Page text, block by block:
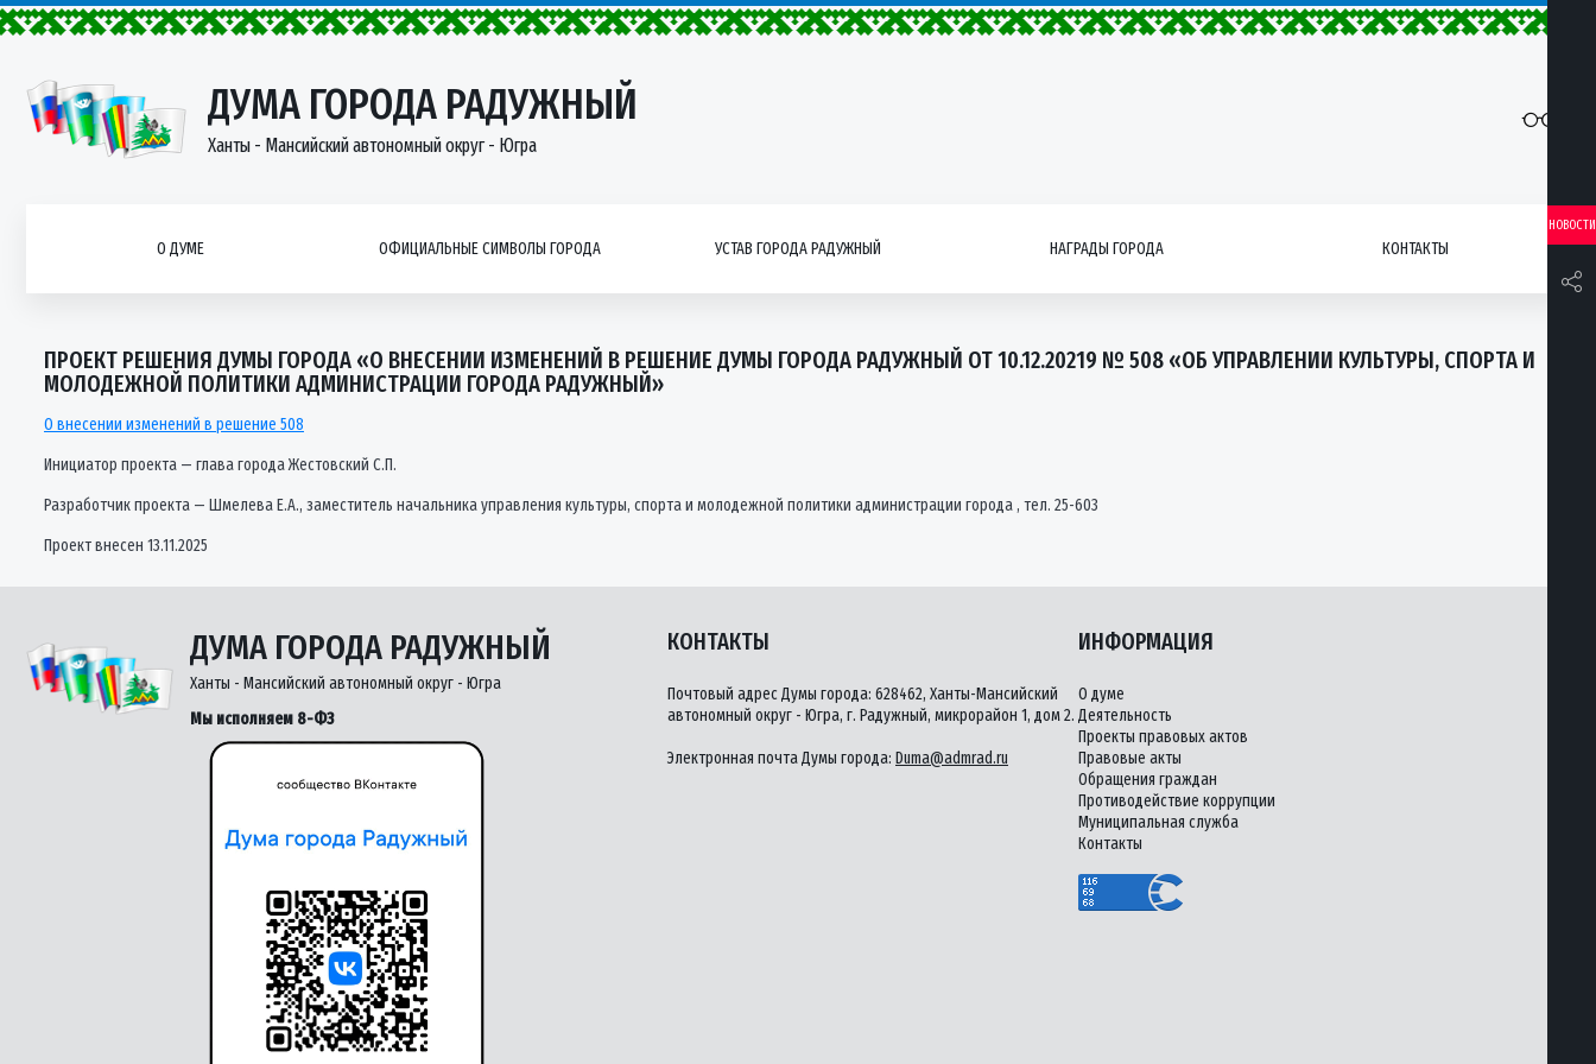
ДУМА ГОРОДА РАДУЖНЫЙ
Ханты - Мансийский автономный округ - Югра
О ДУМЕ ОФИЦИАЛЬНЫЕ СИМВОЛЫ ГОРОДА УСТАВ ГОРОДА РАДУЖНЫЙ НАГРАДЫ ГОРОДА КОНТАКТЫ
НОВОСТИ
ПРОЕКТ РЕШЕНИЯ ДУМЫ ГОРОДА «О ВНЕСЕНИИ ИЗМЕНЕНИЙ В РЕШЕНИЕ ДУМЫ ГОРОДА РАДУЖНЫЙ ОТ 10.12.20219 № 508 «ОБ УПРАВЛЕНИИ КУЛЬТУРЫ, СПОРТА И
МОЛОДЕЖНОЙ ПОЛИТИКИ АДМИНИСТРАЦИИ ГОРОДА РАДУЖНЫЙ»
О внесении изменений в решение 508
Инициатор проекта — глава города Жестовский С.П.
Разработчик проекта — Шмелева Е.А., заместитель начальника управления культуры, спорта и молодежной политики администрации города , тел. 25-603
Проект внесен 13.11.2025
ДУМА ГОРОДА РАДУЖНЫЙ
Ханты - Мансийский автономный округ - Югра
Мы исполняем 8-ФЗ
КОНТАКТЫ
Почтовый адрес Думы города: 628462, Ханты-Мансийский
автономный округ - Югра, г. Радужный, микрорайон 1, дом 2.
Электронная почта Думы города: Duma@admrad.ru
ИНФОРМАЦИЯ
О думе
Деятельность
Проекты правовых актов
Правовые акты
Обращения граждан
Противодействие коррупции
Муниципальная служба
Контакты